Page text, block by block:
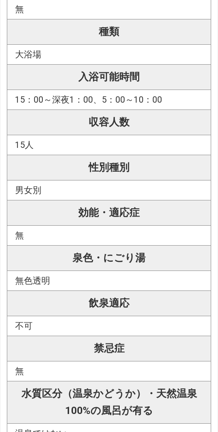
無
種類
大浴場
入浴可能時間
15：00～深夜1：00、5：00～10：00
収容人数
15人
性別種別
男女別
効能・適応症
無
泉色・にごり湯
無色透明
飲泉適応
不可
禁忌症
無
水質区分（温泉かどうか）・天然温泉
100%の風呂が有る